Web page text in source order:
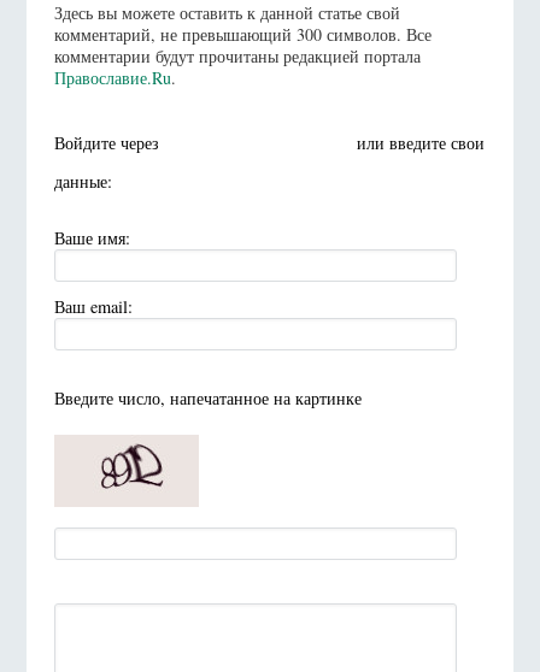
Здесь вы можете оставить к данной статье свой
комментарий, не превышающий 300 символов. Все
комментарии будут прочитаны редакцией портала
Православие.Ru.
Войдите через
или введите свои
данные:
Ваше имя:
Ваш email:
Введите число, напечатанное на картинке